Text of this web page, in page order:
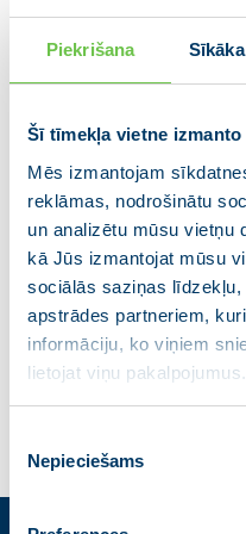
Piekrišana
Šī tīmekļa vietne
Mēs izmantojam
reklāmas, nodrošinātu
un analizētu mūsu vietņu
kā Jūs izmantojat mūsu
sociālās saziņas
apstrādes partneriem,
informāciju, ko viņiem
lietojat viņu pakalpojumus.
izvēle
Nepieciešams
Mēs esam par godīgu
radīt efektīvu un
spētu sadzirdēt
apstākļu pasliktināšanos
Mūsu programmas
pārvaldes sistēmas
novadu vienmērīgu
uzņēmējdarbības
infrastruktūras
ekonomiski pievilcīgas
Lasīt vairāk